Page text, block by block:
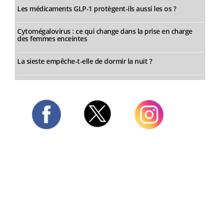
Les médicaments GLP-1 protègent-ils aussi les os ?
Cytomégalovirus : ce qui change dans la prise en charge
des femmes enceintes
La sieste empêche-t-elle de dormir la nuit ?